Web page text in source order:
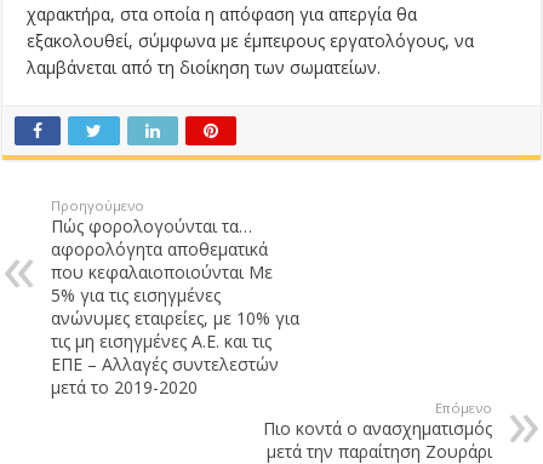
χαρακτήρα, στα οποία η απόφαση για απεργία θα
εξακολουθεί, σύμφωνα με έμπειρους εργατολόγους, να
λαμβάνεται από τη διοίκηση των σωματείων.
Προηγούμενο
Πώς φορολογούνται τα…
αφορολόγητα αποθεματικά
που κεφαλαιοποιούνται Με
5% για τις εισηγμένες
ανώνυμες εταιρείες, με 10% για
τις μη εισηγμένες Α.Ε. και τις
ΕΠΕ – Αλλαγές συντελεστών
μετά το 2019-2020
Επόμενο
Πιο κοντά ο ανασχηματισμός
μετά την παραίτηση Ζουράρι